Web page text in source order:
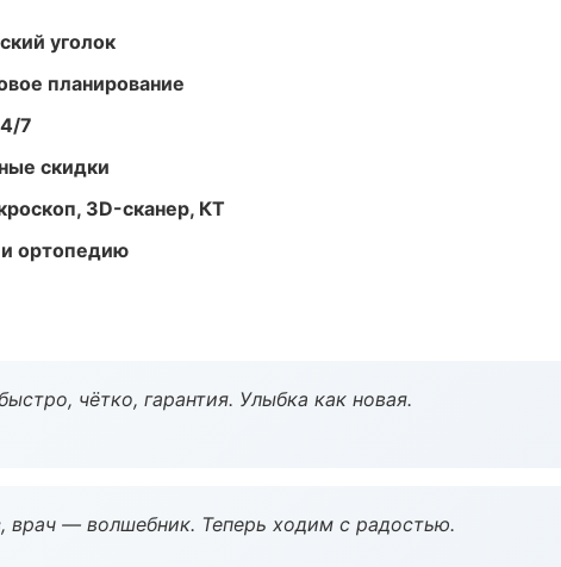
уголок
планирование
7
скидки
3D-сканер, КТ
и ортопедию
чётко, гарантия. Улыбка как новая.
врач — волшебник. Теперь ходим с радостью.